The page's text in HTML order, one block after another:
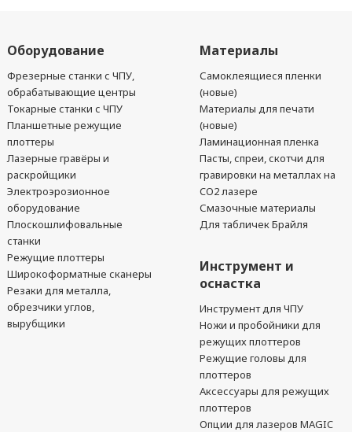
Оборудование
Фрезерные станки с ЧПУ,
обрабатывающие центры
Токарные станки с ЧПУ
Планшетные режущие
плоттеры
Лазерные гравёры и
раскройщики
Электроэрозионное
оборудование
Плоскошлифовальные
станки
Режущие плоттеры
Широкоформатные сканеры
Резаки для металла,
обрезчики углов,
вырубщики
Материалы
Самоклеящиеся пленки
(новые)
Материалы для печати
(новые)
Ламинационная пленка
Пасты, спреи, скотчи для
гравировки на металлах на
CO2 лазере
Смазочные материалы
Для табличек Брайля
Инструмент и
оснастка
Инструмент для ЧПУ
Ножи и пробойники для
режущих плоттеров
Режущие головы для
плоттеров
Аксессуары для режущих
плоттеров
Опции для лазеров MAGIC